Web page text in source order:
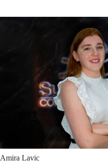
Amira Lavic